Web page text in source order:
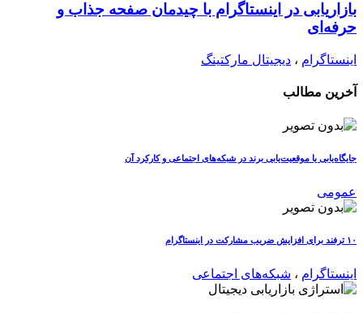
بازاریابی در اینستاگرام با چیدمان صفحه جذاب و
حرفه‌ای
اینستاگرام ، دیجیتال مارکتینگ
آخرین مطالب
جایگاه‌یابی یا موقعیت‌یابی برند در شبکه‌های اجتماعی و کارکرد آن
عمومی
۱۰ ترفند برای افزایش ضریب مشارکت در اینستاگرام
اینستاگرام ، شبکه‌های اجتماعی